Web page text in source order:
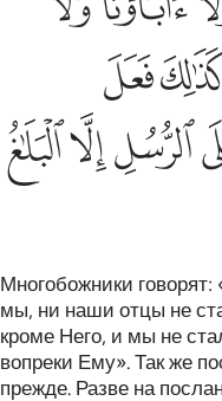
ﱘ
ﱟﱠﱡ
Многобожники
мы, ни наши отцы не
кроме Него, и мы не
вопреки Ему». Так же
прежде. Разве на